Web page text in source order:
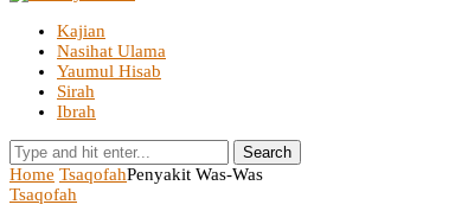
Kajian
Nasihat Ulama
Yaumul Hisab
Sirah
Ibrah
Search
Home TsaqofahPenyakit Was-Was
Tsaqofah